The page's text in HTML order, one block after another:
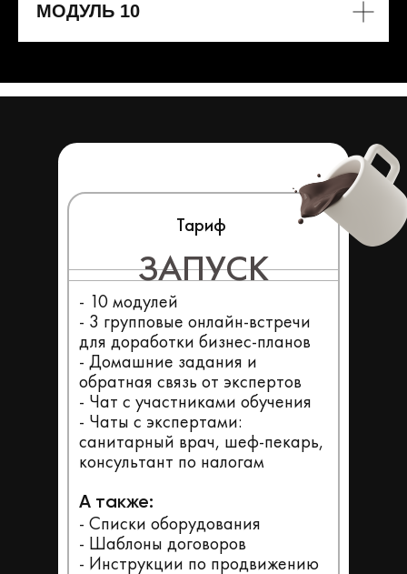
МОДУЛЬ 10
Тариф
- 10 модулей
- 3 групповые онлайн-встречи
для доработки бизнес-планов
- Домашние задания и
обратная связь от экспертов
- Чат с участниками обучения
- Чаты с экспертами:
санитарный врач, шеф-пекарь,
консультант по налогам
А также:
- Списки оборудования
- Шаблоны договоров
- Инструкции по продвижению
ЗАПУСК
Тариф